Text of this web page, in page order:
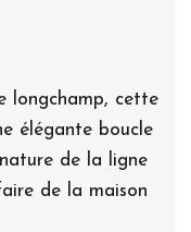
longchamp, cette
élégante boucle
de la ligne
de la maison